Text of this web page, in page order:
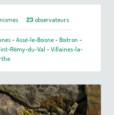
23observateurs
-Assé-le-Boisne-Boitron -
Rémy-du-Val -Villaines-la-